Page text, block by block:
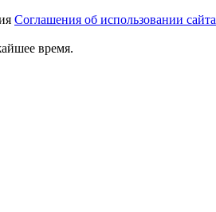
Соглашения об использовании сайта
время.